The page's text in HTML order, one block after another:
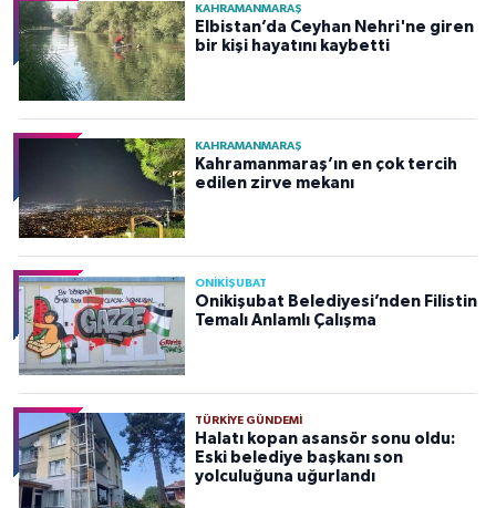
KAHRAMANMARAŞ
Elbistan’da Ceyhan Nehri'ne giren
bir kişi hayatını kaybetti
KAHRAMANMARAŞ
Kahramanmaraş’ın en çok tercih
edilen zirve mekanı
ONİKİŞUBAT
Onikişubat Belediyesi’nden Filistin
Temalı Anlamlı Çalışma
TÜRKIYE GÜNDEMI
Halatı kopan asansör sonu oldu:
Eski belediye başkanı son
yolculuğuna uğurlandı